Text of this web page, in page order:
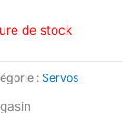
de stock
:Servos